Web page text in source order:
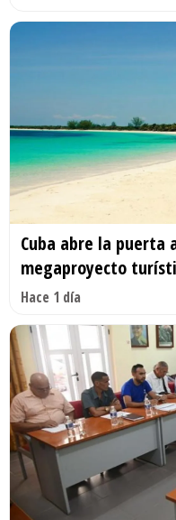
Cuba abre la puerta
megaproyecto
Hace 1 día